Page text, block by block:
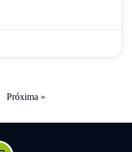
Próxima »